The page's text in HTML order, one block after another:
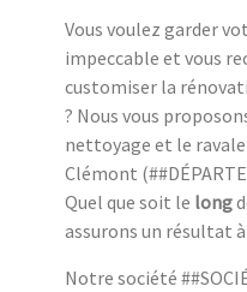
Vous voulez garder
impeccable et vous
customiser la
? Nous vous
nettoyage et le
Clémont
Quel que soit le long
assurons un résultat
Notre société